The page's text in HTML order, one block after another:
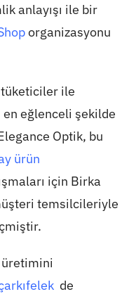
anlayışı ile bir
organizasyonu
ile
en eğlenceli şekilde
Optik, bu
ürün
için Birka
temsilcileriyle
üretimini
de